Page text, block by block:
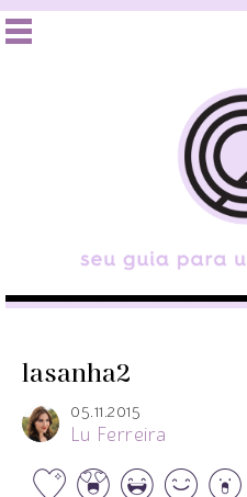
lasanha2
05.11.2015
Lu Ferreira